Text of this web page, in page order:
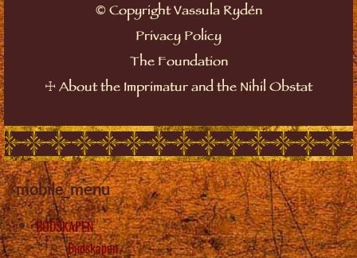
©Copyright Vassula Rydén
Privacy Policy
The Foundation
☩ About the Imprimatur and the Nihil Obstat
mobile_menu
BUDSKAPEN
Budskapen